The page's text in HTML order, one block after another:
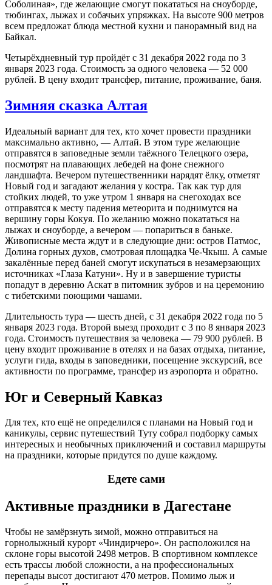
Соболиная», где желающие смогут покататься на сноуборде,
тюбингах, лыжах и собачьих упряжках. На высоте 900 метров
всем предложат блюда местной кухни и панорамный вид на
Байкал.
Четырёхдневный тур пройдёт с 31 декабря 2022 года по 3
января 2023 года. Стоимость за одного человека — 52 000
рублей. В цену входит трансфер, питание, проживание, баня.
Зимняя сказка Алтая
Идеальный вариант для тех, кто хочет провести праздники
максимально активно, — Алтай. В этом туре желающие
отправятся в заповедные земли таёжного Телецкого озера,
посмотрят на плавающих лебедей на фоне снежного
ландшафта. Вечером путешественники нарядят ёлку, отметят
Новый год и загадают желания у костра. Так как тур для
стойких людей, то уже утром 1 января на снегоходах все
отправятся к месту падения метеорита и поднимутся на
вершину горы Кокуя. По желанию можно покататься на
лыжах и сноуборде, а вечером — попариться в баньке.
Живописные места ждут и в следующие дни: остров Патмос,
Долина горных духов, смотровая площадка Че-Чкыш. А самые
закалённые перед баней смогут искупаться в незамерзающих
источниках «Глаза Катуни». Ну и в завершение туристы
попадут в деревню Аскат в питомник зубров и на церемонию
с тибетскими поющими чашами.
Длительность тура — шесть дней, с 31 декабря 2022 года по 5
января 2023 года. Второй выезд проходит с 3 по 8 января 2023
года. Стоимость путешествия за человека — 79 900 рублей. В
цену входит проживание в отелях и на базах отдыха, питание,
услуги гида, входы в заповедники, посещение экскурсий, все
активности по программе, трансфер из аэропорта и обратно.
Юг и Северный Кавказ
Для тех, кто ещё не определился с планами на Новый год и
каникулы, сервис путешествий Туту собрал подборку самых
интересных и необычных приключений и составил маршруты
на праздники, которые придутся по душе каждому.
Едете сами
Активные праздники в Дагестане
Чтобы не замёрзнуть зимой, можно отправиться на
горнолыжный курорт «Чиндирчеро». Он расположился на
склоне горы высотой 2498 метров. В спортивном комплексе
есть трассы любой сложности, а на профессиональных
перепады высот достигают 470 метров. Помимо лыж и